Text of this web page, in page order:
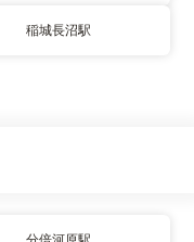
稲城長沼駅